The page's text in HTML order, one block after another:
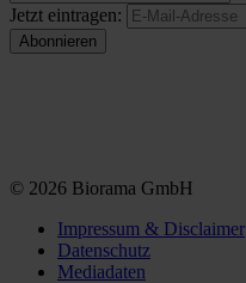
Jetzt eintragen:
© 2026 Biorama GmbH
Impressum & Disclaimer
Datenschutz
Mediadaten